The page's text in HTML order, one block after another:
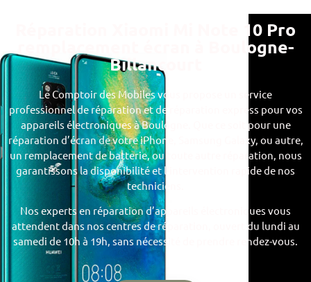
Réparation Xiaomi Mi Note 10 Pro
remplacement écran à Boulogne-
Billancourt
Le Comptoir des Mobiles vous propose un service
professionnel de réparation et de réparation express pour vos
appareils électroniques à Boulogne. Que ce soit pour une
réparation d’écran de votre iPhone, Samsung Galaxy, ou autre,
un remplacement de batterie, ou toute autre réparation, nous
garantissons la disponibilité et l’intervention rapide de nos
techniciens.
Nos experts en réparation d’appareils électroniques vous
attendent dans nos centres de réparation, ouvert du lundi au
samedi de 10h à 19h, sans nécessité de prendre rendez-vous.